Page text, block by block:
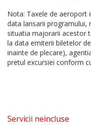
Nota: Taxele de aeroport
data lansarii programului,
situatia majorarii acestor
la data emiterii biletelor
inainte de plecare),
pretul excursiei conform
Servicii neincluse